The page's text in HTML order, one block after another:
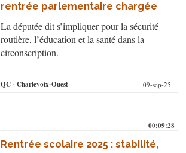
rentrée parlementaire chargée
La députée dit s’impliquer pour la sécurité
routière, l’éducation et la santé dans la
circonscription.
QC- Charlevoix-Ouest 09-sep-25
00:09:28
Rentrée scolaire 2025 : stabilité,